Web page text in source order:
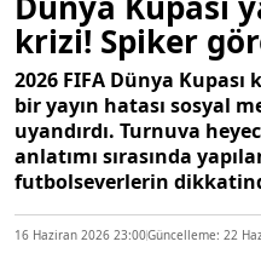
krizi! Spiker
2026 FIFA Dünya
bir yayın hatası sosyal
uyandırdı. Turnuva
anlatımı sırasında
futbolseverlerin
16 Haziran 2026 23:00Güncelleme: 22